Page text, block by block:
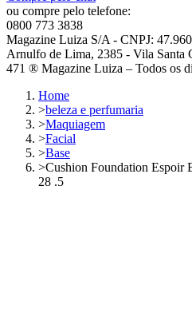
ou compre pelo telefone:
0800 773 3838
Magazine Luiza S/A - CNPJ:
Arnulfo de Lima, 2385 - Vila Santa
471 ® Magazine Luiza – Todos os
Home
>beleza e perfumaria
>Maquiagem
>Facial
>Base
>Cushion Foundation Espoir
28 .5